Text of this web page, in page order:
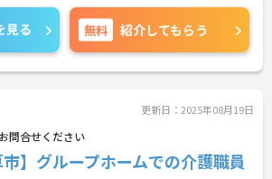
見る 無料 紹介してもらう
更新日：2025年08月19日
合せください
市】グループホームでの介護職員